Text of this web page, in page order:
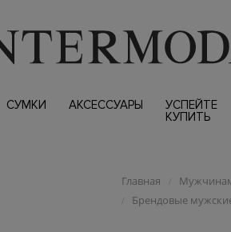
СУМКИ АКСЕССУАРЫ
УСПЕЙТЕ
КУПИТЬ
Главная /
/ Брендовые